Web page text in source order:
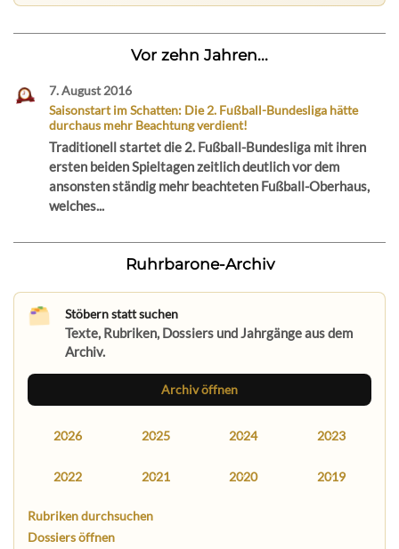
Vor zehn Jahren...
7. August 2016
Saisonstart im Schatten: Die 2. Fußball-Bundesliga hätte
durchaus mehr Beachtung verdient!
Traditionell startet die 2. Fußball-Bundesliga mit ihren
ersten beiden Spieltagen zeitlich deutlich vor dem
ansonsten ständig mehr beachteten Fußball-Oberhaus,
welches...
Ruhrbarone-Archiv
Stöbern statt suchen
Texte, Rubriken, Dossiers und Jahrgänge aus dem
Archiv.
Archiv öffnen
2026 2025 2024 2023
2022 2021 2020 2019
Rubriken durchsuchen
Dossiers öffnen